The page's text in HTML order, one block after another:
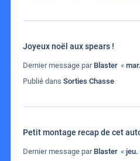
Joyeux noël aux spears !
Dernier message par Blaster «
Publié dans Sorties Chasse
Petit montage recap de cet
Dernier message par Blaster « jeu.